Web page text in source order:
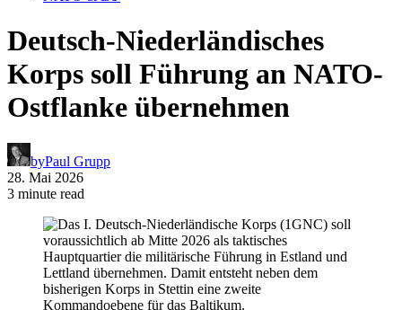
Deutsch-Niederländisches
Korps soll Führung an NATO-
Ostflanke übernehmen
byPaul Grupp
28. Mai 2026
3 minute read